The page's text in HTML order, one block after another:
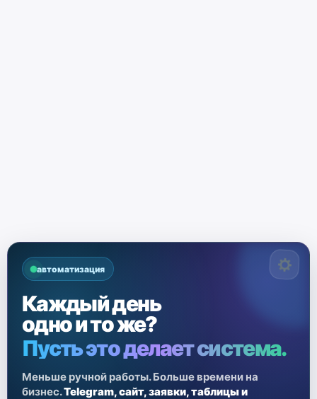
автоматизация
Каждый день
одно и то же?
Пусть это делает система.
Меньше ручной работы. Больше времени на
бизнес.Telegram, сайт, заявки, таблицы и